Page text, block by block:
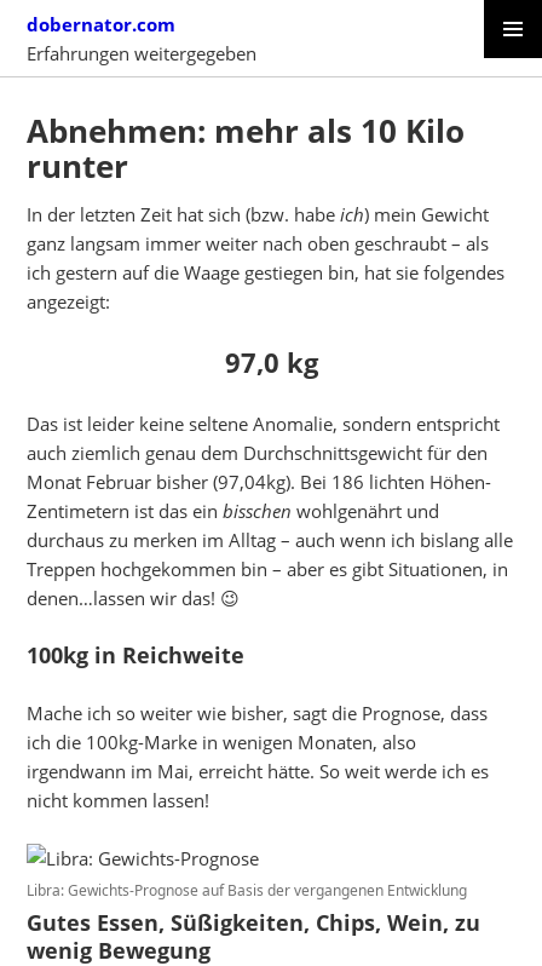
content
dobernator.com
Erfahrungen weitergegeben
CONTENT
Abnehmen: mehr als 10 Kilo
runter
In der letzten Zeit hat sich (bzw. habeich) mein Gewicht
ganz langsam immer weiter nach oben geschraubt – als
ich gestern auf die Waage gestiegen bin, hat sie folgendes
angezeigt:
97,0 kg
Das ist leider keine seltene Anomalie, sondern entspricht
auch ziemlich genau dem Durchschnittsgewicht für den
Monat Februar bisher (97,04kg). Bei 186 lichten Höhen-
Zentimetern ist das einbisschen wohlgenährt und
durchaus zu merken im Alltag – auch wenn ich bislang alle
Treppen hochgekommen bin – aber es gibt Situationen, in
denen…lassen wir das! 😉
100kg in Reichweite
Mache ich so weiter wie bisher, sagt die Prognose, dass
ich die 100kg-Marke in wenigen Monaten, also
irgendwann im Mai, erreicht hätte. So weit werde ich es
nicht kommen lassen!
Libra: Gewichts-Prognose auf Basis der vergangenen Entwicklung
Gutes Essen, Süßigkeiten, Chips, Wein, zu
wenig Bewegung